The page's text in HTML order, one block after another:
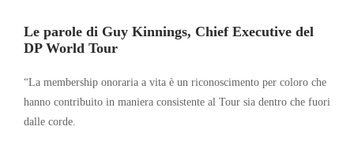
Le parole di Guy Kinnings, Chief Executive del
DP World Tour
“La membership onoraria a vita è un riconoscimento per coloro che
hanno contribuito in maniera consistente al Tour sia dentro che fuori
dalle corde.